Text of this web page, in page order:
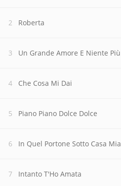
Roberta
Un Grande Amore E Niente Più
Che Cosa Mi Dai
Piano Piano Dolce Dolce
In Quel Portone Sotto Casa Mia
Intanto T'Ho Amata